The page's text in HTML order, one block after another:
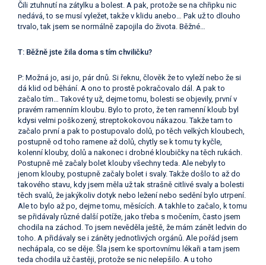
Čili ztuhnutí na zátylku a bolest. A pak, protože se na chřipku nic
nedává, to se musí vyležet, takže v klidu anebo… Pak už to dlouho
trvalo, tak jsem se normálně zapojila do života. Běžné…
T: Běžně jste žila doma s tím chviličku?
P: Možná jo, asi jo, pár dnů. Si řeknu, člověk že to vyleží nebo že si
dá klid od běhání. A ono to prostě pokračovalo dál. A pak to
začalo tím… Takové ty už, dejme tomu, bolesti se objevily, první v
pravém ramenním kloubu. Bylo to proto, že ten ramenní kloub byl
kdysi velmi poškozený, streptokokovou nákazou. Takže tam to
začalo první a pak to postupovalo dolů, po těch velkých kloubech,
postupně od toho ramene až dolů, chytly se k tomu ty kyčle,
kolenní klouby, dolů a nakonec i drobné kloubičky na těch rukách.
Postupně mě začaly bolet klouby všechny teda. Ale nebyly to
jenom klouby, postupně začaly bolet i svaly. Takže došlo to až do
takového stavu, kdy jsem měla už tak strašně citlivé svaly a bolesti
těch svalů, že jakýkoliv dotyk nebo ležení nebo sedění bylo utrpení.
Ale to bylo až po, dejme tomu, měsících. A takhle to začalo, k tomu
se přidávaly různé další potíže, jako třeba s močením, často jsem
chodila na záchod. To jsem nevěděla ještě, že mám zánět ledvin do
toho. A přidávaly se i záněty jednotlivých orgánů. Ale pořád jsem
nechápala, co se děje. Šla jsem ke sportovnímu lékaři a tam jsem
teda chodila už častěji, protože se nic nelepšilo. A u toho